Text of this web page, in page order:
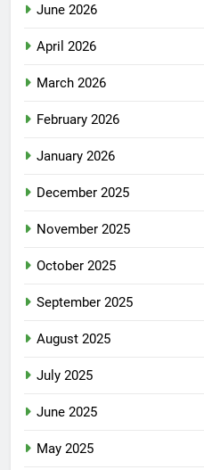
June 2026
April 2026
March 2026
February 2026
January 2026
December 2025
November 2025
October 2025
September 2025
August 2025
July 2025
June 2025
May 2025